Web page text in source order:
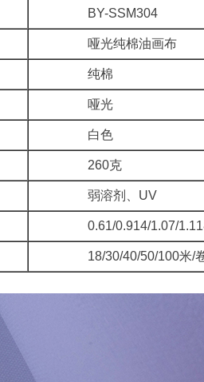
BY-SSM304
哑光纯棉油画布
纯棉
哑光
白色
260克
弱溶剂、UV
0.61/0.914/1.07/
18/30/40/50/100米/